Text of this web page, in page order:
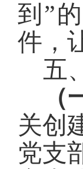
到”
件，
五
关创
党支